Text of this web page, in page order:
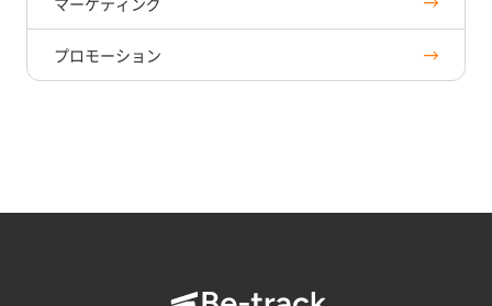
プロモーション